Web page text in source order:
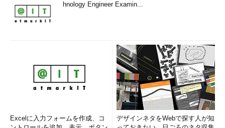
hnology Engineer Examin...
Excelに入力フォームを作成、コ
デザインネタをWebで探す人が知